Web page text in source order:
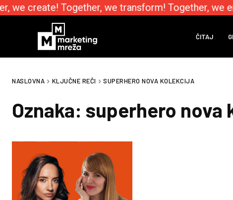
we create! Together, we transform! Together, we
ČITAJ
NASLOVNA KLJUČNE REČI SUPERHERO NOVA KOLEKCIJA
Oznaka: superhero nova